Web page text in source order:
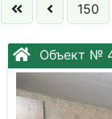
150
Объект №